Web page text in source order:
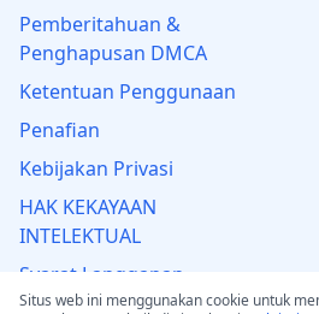
Pemberitahuan &
Penghapusan DMCA
Ketentuan Penggunaan
Penafian
Kebijakan Privasi
HAK KEKAYAAN
INTELEKTUAL
Syarat Langganan
Situs web ini menggunakan cookie untuk